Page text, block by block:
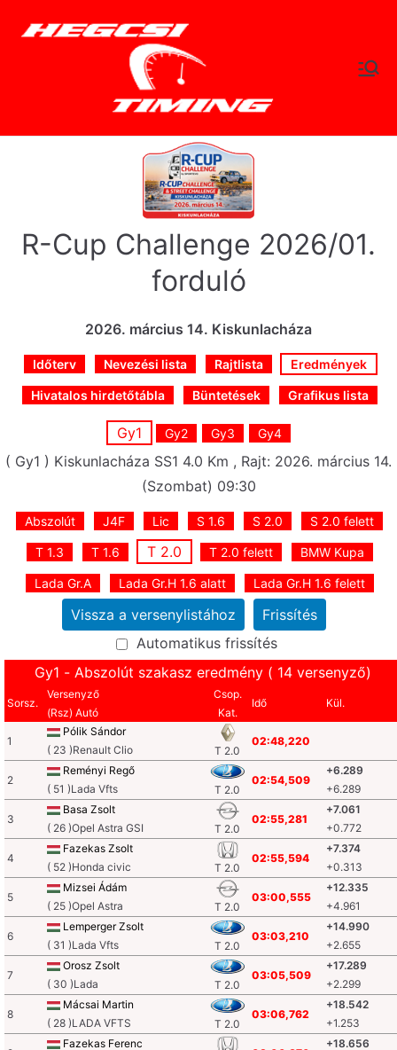
hegc
sitimi
Időtlen Idők
R-Cup Challenge 2026/01.
forduló
2026. március 14. Kiskunlacháza
Időterv Nevezési lista Rajtlista Eredmények
Hivatalos hirdetőtábla Büntetések Grafikus lista
Gy1 Gy2 Gy3 Gy4
( Gy1 ) Kiskunlacháza SS1 4.0 Km , Rajt: 2026. március 14.
(Szombat) 09:30
Abszolút J4F Lic S 1.6 S 2.0 S 2.0 felett
T 1.3 T 1.6 T 2.0 T 2.0 felett BMW Kupa
Lada Gr.A Lada Gr.H 1.6 alatt Lada Gr.H 1.6 felett
Automatikus frissítés
Gy1 - Abszolút szakasz eredmény ( 14 versenyző)
Sorsz.
Versenyző
(Rsz) Autó
Csop.
Kat.
Idő Kül.
1
Pólik Sándor
( 23 )Renault Clio
T 2.0
02:48,220
2
Reményi Regő
( 51 )Lada Vfts
T 2.0
02:54,509
+6.289
+6.289
3
Basa Zsolt
( 26 )Opel Astra GSI
T 2.0
02:55,281
+7.061
+0.772
4
Fazekas Zsolt
( 52 )Honda civic
T 2.0
02:55,594
+7.374
+0.313
5
Mizsei Ádám
( 25 )Opel Astra
T 2.0
03:00,555
+12.335
+4.961
6
Lemperger Zsolt
( 31 )Lada Vfts
T 2.0
03:03,210
+14.990
+2.655
7
Orosz Zsolt
( 30 )Lada
T 2.0
03:05,509
+17.289
+2.299
8
Mácsai Martin
( 28 )LADA VFTS
T 2.0
03:06,762
+18.542
+1.253
Fazekas Ferenc
+18.656